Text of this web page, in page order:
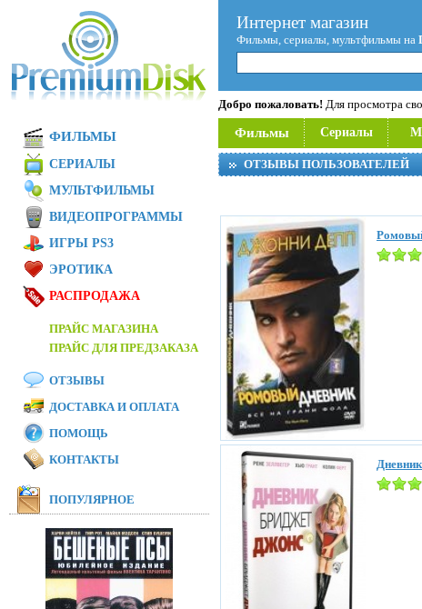
Интернет магазин
Фильмы, сериалы, мультфильмы на
Добро пожаловать! Для просмотра
Фильмы Сериалы
ОТЗЫВЫ ПОЛЬЗОВАТЕЛЕЙ
ФИЛЬМЫ
СЕРИАЛЫ
МУЛЬТФИЛЬМЫ
ВИДЕОПРОГРАММЫ
ИГРЫ PS3
ЭРОТИКА
РАСПРОДАЖА
ПРАЙС МАГАЗИНА
ПРАЙС ДЛЯ ПРЕДЗАКАЗА
ОТЗЫВЫ
ДОСТАВКА И ОПЛАТА
ПОМОЩЬ
КОНТАКТЫ
ПОПУЛЯРНОЕ